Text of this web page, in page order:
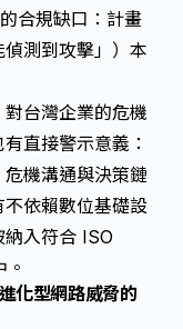
合規缺口：計畫
測到攻擊」）本
台灣企業的危機
直接警示意義：
機溝通與決策鏈
依賴數位基礎設
入符合 ISO
化型網路威脅的